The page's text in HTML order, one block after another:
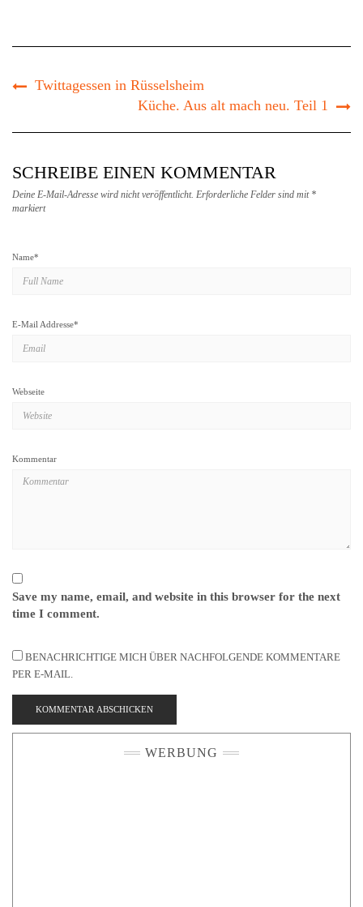
Twittagessen in Rüsselsheim
Küche. Aus alt mach neu. Teil 1
SCHREIBE EINEN KOMMENTAR
Deine E-Mail-Adresse wird nicht veröffentlicht. Erforderliche Felder sind mit *
markiert
Name*
E-Mail Addresse*
Webseite
Kommentar
Save my name, email, and website in this browser for the next
time I comment.
BENACHRICHTIGE MICH ÜBER NACHFOLGENDE KOMMENTARE
PER E-MAIL.
WERBUNG